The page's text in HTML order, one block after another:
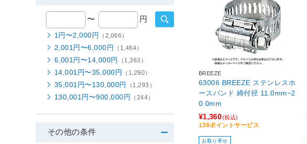
BREEZE
63006 BREEZE ステンレスホ
ースバンド 締付径 11.0mm~2
0.0mm
¥1,360(税込)
136ポイントサービス
お取り寄せ
〜 円
1円〜2,000円 （2,066）
2,001円〜6,000円 （1,464）
6,001円〜14,000円 （1,363）
14,001円〜35,000円 （1,290）
35,001円〜130,000円 （1,293）
130,001円〜900,000円 （244）
その他の条件